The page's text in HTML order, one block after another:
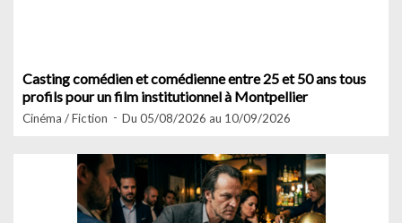
Casting comédien et comédienne entre 25 et 50 ans tous
profils pour un film institutionnel à Montpellier
Cinéma / Fiction Du 05/08/2026 au 10/09/2026